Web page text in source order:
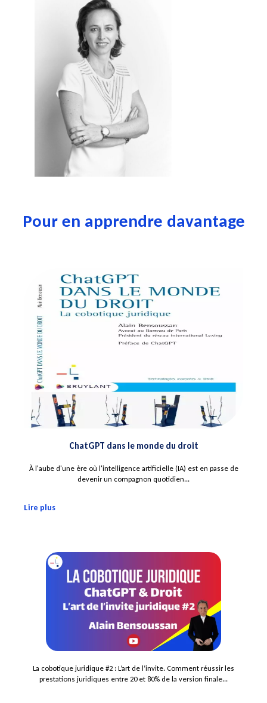
Pour en apprendre davantage
ChatGPT dans le monde du droit
À l'aube d'une ère où l'intelligence artificielle (IA) est en passe de
devenir un compagnon quotidien...
Lire plus
La cobotique juridique #2 : L’art de l’invite. Comment réussir les
prestations juridiques entre 20 et 80% de la version finale...